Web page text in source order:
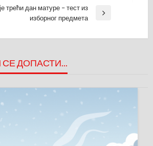
трећи дан матуре – тест из
изборног предмета
ДОПАСТИ...